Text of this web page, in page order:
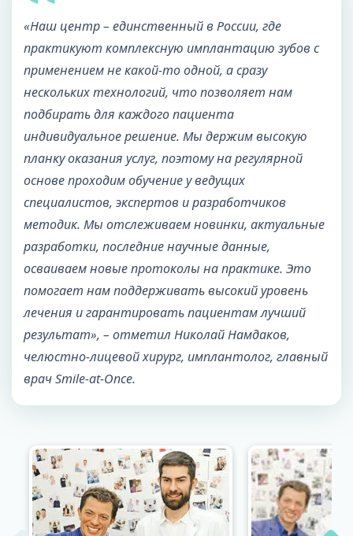
«Наш центр – единственный в России, где
практикуют комплексную имплантацию зубов с
применением не какой-то одной, а сразу
нескольких технологий, что позволяет нам
подбирать для каждого пациента
индивидуальное решение. Мы держим высокую
планку оказания услуг, поэтому на регулярной
основе проходим обучение у ведущих
специалистов, экспертов и разработчиков
методик. Мы отслеживаем новинки, актуальные
разработки, последние научные данные,
осваиваем новые протоколы на практике. Это
помогает нам поддерживать высокий уровень
лечения и гарантировать пациентам лучший
результат», – отметил Николай Намдаков,
челюстно-лицевой хирург, имплантолог, главный
врач Smile-at-Once.